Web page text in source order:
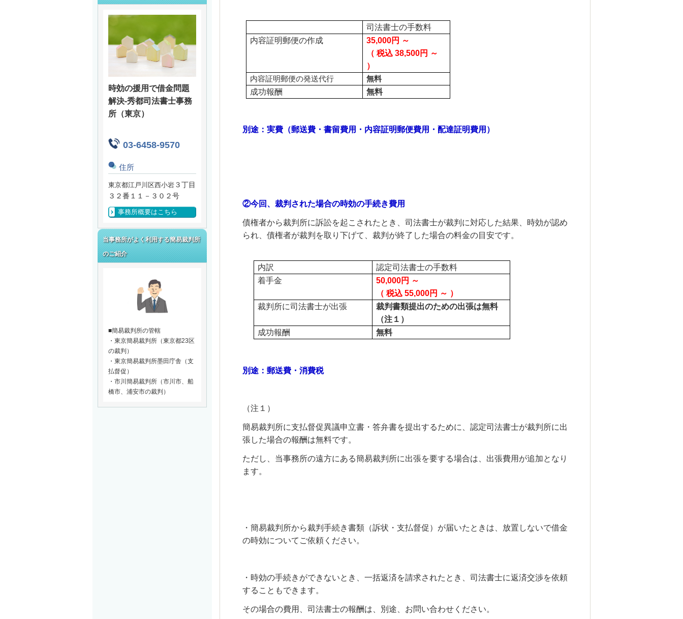
司法書士の手数料
内容証明郵便の作成
35,000円 ～
（ 税込 38,500円 ～
）
内容証明郵便の発送代行
無料
成功報酬
無料
別途：実費（郵送費・書留費用・内容証明郵便費用・配達証明費用）
②今回、裁判された場合の時効の手続き費用
債権者から裁判所に訴訟を起こされたとき、司法書士が裁判に対応した結果、時効が認め
られ、債権者が裁判を取り下げて、裁判が終了した場合の料金の目安です。
内訳
認定司法書士の手数料
着手金
50,000円 ～
（ 税込 55,000円 ～ ）
裁判所に司法書士が出張
裁判書類提出のための出張は無料
（注１）
成功報酬
無料
別途：郵送費・消費税
（注１）
簡易裁判所に支払督促異議申立書・答弁書を提出するために、認定司法書士が裁判所に出
張した場合の報酬は無料です。
ただし、当事務所の遠方にある簡易裁判所に出張を要する場合は、出張費用が追加となり
ます。
・簡易裁判所から裁判手続き書類（訴状・支払督促）が届いたときは、放置しないで借金
の時効についてご依頼ください。
・時効の手続きができないとき、 一括返済を請求されたとき、司法書士に返済交渉を依頼
することもできます。
その場合の費用、司法書士の報酬は、別途、お問い合わせください。
時効の援用で借金問題
解決‐秀都司法書士事務
所（東京）
03-6458-9570
住所
東京都江戸川区西小岩 ３丁目
３２番１１－３０２号
事務所概要はこちら
当事務所がよく利用する簡易裁判所
のご紹介
■簡易裁判所の管轄
・東京簡易裁判所（東京都23区
の裁判）
・東京簡易裁判所墨田庁舎（支
払督促）
・市川簡易裁判所（市川市、船
橋市、浦安市の裁判）